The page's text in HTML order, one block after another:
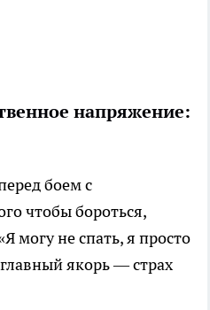
напряжение:
боем с
чтобы бороться,
могу не спать, я просто
якорь — страх